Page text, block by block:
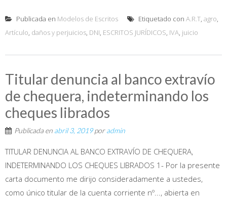
Publicada en Modelos de Escritos Etiquetado con A.R.T, agro,
Artículo, daños y perjuicios, DNI, ESCRITOS JURÍDICOS, IVA, juicio
Titular denuncia al banco extravío
de chequera, indeterminando los
cheques librados
Publicada en abril 3, 2019poradmin
TITULAR DENUNCIA AL BANCO EXTRAVÍO DE CHEQUERA,
INDETERMINANDO LOS CHEQUES LIBRADOS 1- Por la presente
carta documento me dirijo consideradamente a ustedes,
como único titular de la cuenta corriente nº..., abierta en